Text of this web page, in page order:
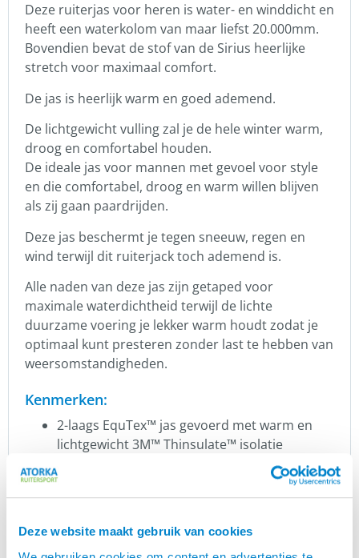
Deze website maakt gebruik van cookies
Deze ruiterjas voor heren is water- en winddicht en
heeft een waterkolom van maar liefst 20.000mm.
Bovendien bevat de stof van de Sirius heerlijke
stretch voor maximaal comfort.
De jas is heerlijk warm en goed ademend.
De lichtgewicht vulling zal je de hele winter warm,
droog en comfortabel houden.
De ideale jas voor mannen met gevoel voor style
en die comfortabel, droog en warm willen blijven
als zij gaan paardrijden.
Deze jas beschermt je tegen sneeuw, regen en
wind terwijl dit ruiterjack toch ademend is.
Alle naden van deze jas zijn getaped voor
maximale waterdichtheid terwijl de lichte
duurzame voering je lekker warm houdt zodat je
optimaal kunt presteren zonder last te hebben van
weersomstandigheden.
Kenmerken:
2-laags EquTex™ jas gevoerd met warm en
lichtgewicht 3M™ Thinsulate™ isolatie
Water- and winddicht en ademend, volledig
getapete naden
Waterkolom van 20.000mm
met voering van eco-vriendelijk materiaal